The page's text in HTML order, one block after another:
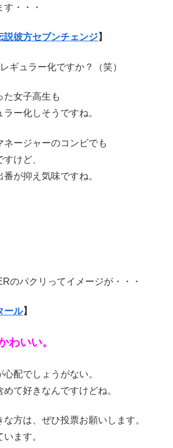
・・・
説彼方セブンチェンジ】
ギュラー化ですか？（笑）
た女子高生も
ー化しそうですね。
ネージャーのコンビでも
けど、
が抑え気味ですね。
のパクリってイメージが・・・
ール】
わいい。
配でしょうがない。
て好きなんですけどね。
方は、ぜひ投票お願いします。
ます。